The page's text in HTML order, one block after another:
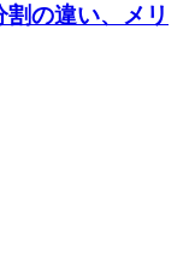
の違い、メリ